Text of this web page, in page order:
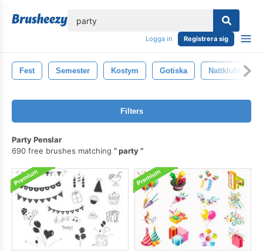
Logga in Registrera sig
Fest Semester Kostym Gotiska Nattklubb
Filters
Party Penslar
690 free brushes matching
party